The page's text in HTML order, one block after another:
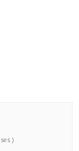
)